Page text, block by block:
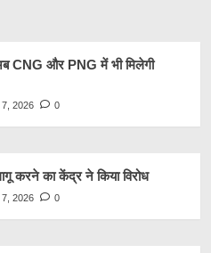
CNG और PNG में भी मिलेगी
2026 0
करने का केंद्र ने किया विरोध
2026 0